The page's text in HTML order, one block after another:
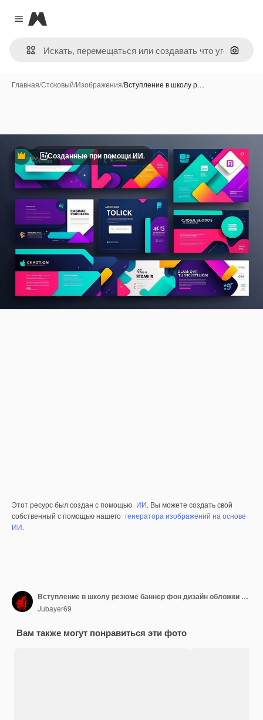
Close menu
Magnific
Поиск
Главная/Стоковый/Изображения/Вступление в школу р…
ПремиумСозданные при помощи ИИ
Этот ресурс был создан с помощью ИИ. Вы можете создать свой
собственный с помощью нашего генератора изображений на основе
ИИ.
Вступление в школу резюме баннер фон дизайн обложки социальных сетей
Jubayer69
Вам также могут понравиться эти фото